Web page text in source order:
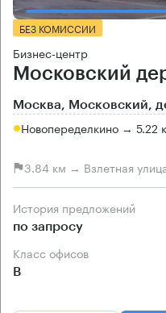
БЕЗ КОМИССИИ
Бизнес-центр
Московский
Москва, Московский,
Новопеределкино → 5.22
3.84 км → Взлетная
История предложений
по запросу
Класс офисов
B